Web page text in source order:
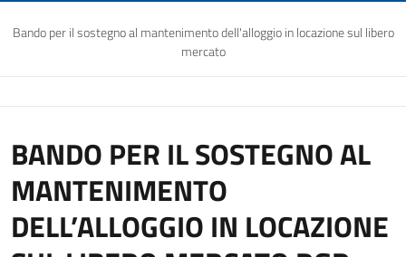
Bando per il sostegno al mantenimento dell'alloggio in locazione sul libero
mercato
BANDO PER IL SOSTEGNO AL
MANTENIMENTO
DELL’ALLOGGIO IN LOCAZIONE